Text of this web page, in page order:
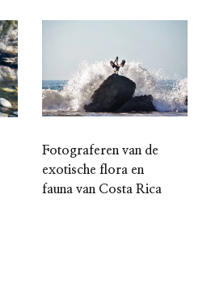
Fotograferen van de
exotische flora en
fauna van Costa Rica